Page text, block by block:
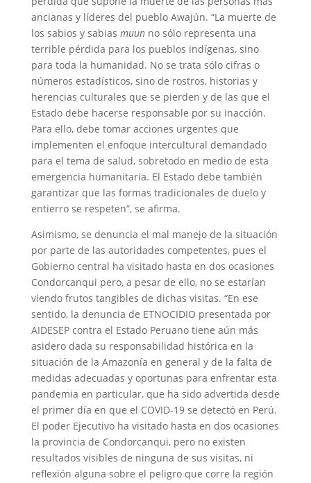
ancianas y líderes del pueblo Awajún. “La muerte de
los sabios y sabias muunno sólo representa una
terrible pérdida para los pueblos indígenas, sino
para toda la humanidad. No se trata sólo cifras o
números estadísticos, sino de rostros, historias y
herencias culturales que se pierden y de las que el
Estado debe hacerse responsable por su inacción.
Para ello, debe tomar acciones urgentes que
implementen el enfoque intercultural demandado
para el tema de salud, sobretodo en medio de esta
emergencia humanitaria. El Estado debe también
garantizar que las formas tradicionales de duelo y
entierro se respeten”, se afirma.
Asimismo, se denuncia el mal manejo de la situación
por parte de las autoridades competentes, pues el
Gobierno central ha visitado hasta en dos ocasiones
Condorcanqui pero, a pesar de ello, no se estarían
viendo frutos tangibles de dichas visitas. “En ese
sentido, la denuncia de ETNOCIDIO presentada por
AIDESEP contra el Estado Peruano tiene aún más
asidero dada su responsabilidad histórica en la
situación de la Amazonía en general y de la falta de
medidas adecuadas y oportunas para enfrentar esta
pandemia en particular, que ha sido advertida desde
el primer día en que el COVID-19 se detectó en Perú.
El poder Ejecutivo ha visitado hasta en dos ocasiones
la provincia de Condorcanqui, pero no existen
resultados visibles de ninguna de sus visitas, ni
reflexión alguna sobre el peligro que corre la región